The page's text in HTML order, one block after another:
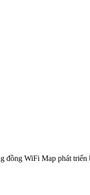
WiFi Map phát